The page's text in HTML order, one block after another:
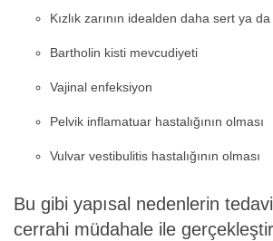
Kızlık zarının idealden daha sert ya
Bartholin kisti mevcudiyeti
Vajinal enfeksiyon
Pelvik inflamatuar hastalığının olması
Vulvar vestibulitis hastalığının olması
Bu gibi yapısal nedenlerin
cerrahi müdahale ile